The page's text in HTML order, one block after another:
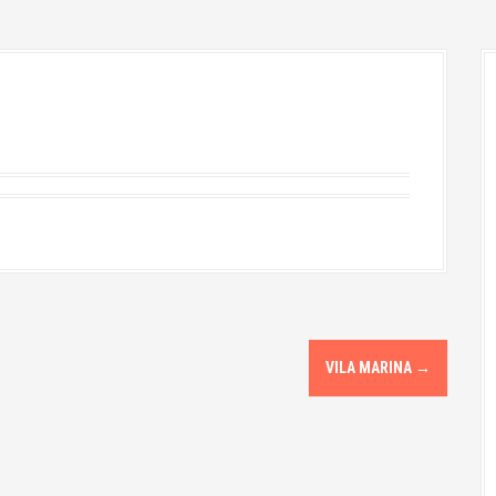
VILA MARINA →